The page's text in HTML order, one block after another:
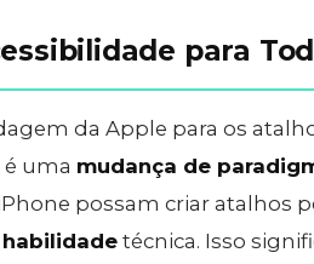
para
da Apple para os
uma mudança de
possam criar atalhos
técnica. Isso